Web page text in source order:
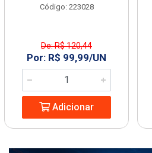
Código: 223028
De: R$ 120,44
Por: R$ 99,99/UN
Adicionar